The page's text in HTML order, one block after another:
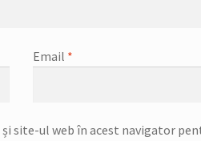
Email *
site-ul web în acest navigator